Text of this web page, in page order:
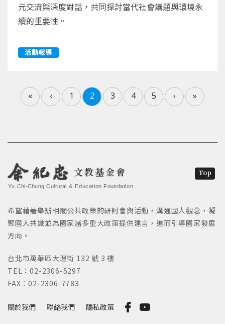
元交流與深度對話，共同探討當代社會議題與環境永
續的重要性。
活動報導
« ‹ 1 2 3 4 5 › »
文教基金會
Yu Chi-Chung Cultural & Education Foundation
關於我們 聯絡我們 隱私政策
希望藉著舉辦相關公共政策的研討會與活動，溝通國人觀念，凝
聚國人共識並為國家諸多重大政策提供建言，進而引導國家發展
方向。
台北市萬華區大理街 132 號 3 樓
TEL：02-2306-5297
FAX：02-2306-7783
Top